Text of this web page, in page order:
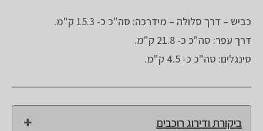
כביש – דרך סלולה – מידרכה: סה"כ כ- 15.3 ק"מ.
דרך עפר: סה"כ כ- 21.8 ק"מ.
סינגלים: סה"כ כ- 4.5 ק"מ.
ביקורת ודירוג רוכבים